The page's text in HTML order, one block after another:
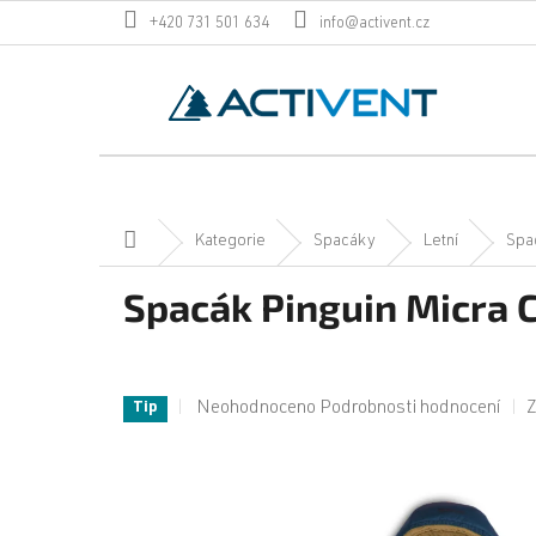
+420 731 501 634 info@activent.cz
Domů Kategorie Spacáky Letní
Spacák Pinguin Micra
Tip
Průměrné
Neohodnoceno Podrobnosti hodnocení